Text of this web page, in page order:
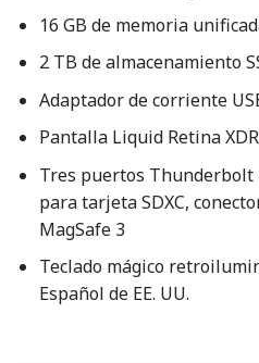
16 GB de memoria
2 TB de almacenamiento
Adaptador de corriente
Pantalla Liquid Retina
Tres puertos
para tarjeta SDXC,
MagSafe 3
Teclado mágico
Español de EE. UU.